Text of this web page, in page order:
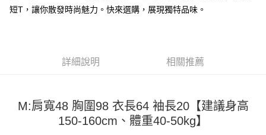
全盈+PAY
【大哥付你分期使用說明】
成交易。
3.實際核准額度、可分期數及費用金額請依後續交易確認頁面所載為準。
4.訂單成立30分鐘內，如未前往確認交易或遇審核未通過，訂單將自動取
AFTEE先享後付
AFTEE先享後付是「在收到商品之後才付款」的支付方式。 讓您購物簡單
ATM付款
短T，讓你散發時尚魅力。快來選購，展現獨特品味。
詳細說明 相關推薦
M:肩寬48 胸圍98 衣長64 袖長20【建議身高
150-160cm、體重40-50kg】